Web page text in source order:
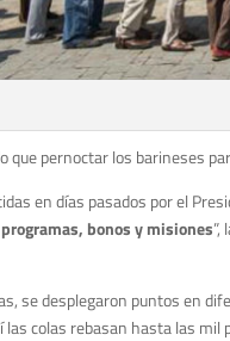
pernoctar los barineses
en días pasados por el
bonos y misiones
se desplegaron puntos en
colas rebasan hasta las